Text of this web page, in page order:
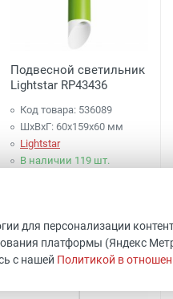
Подвесной светильник
Lightstar RP43436
Код товара: 536089
ШхВхГ: 60x159x60 мм
Lightstar
В наличии 119 шт.
Купить
для персонализации
платформы (Яндекс
с нашей Политикой в